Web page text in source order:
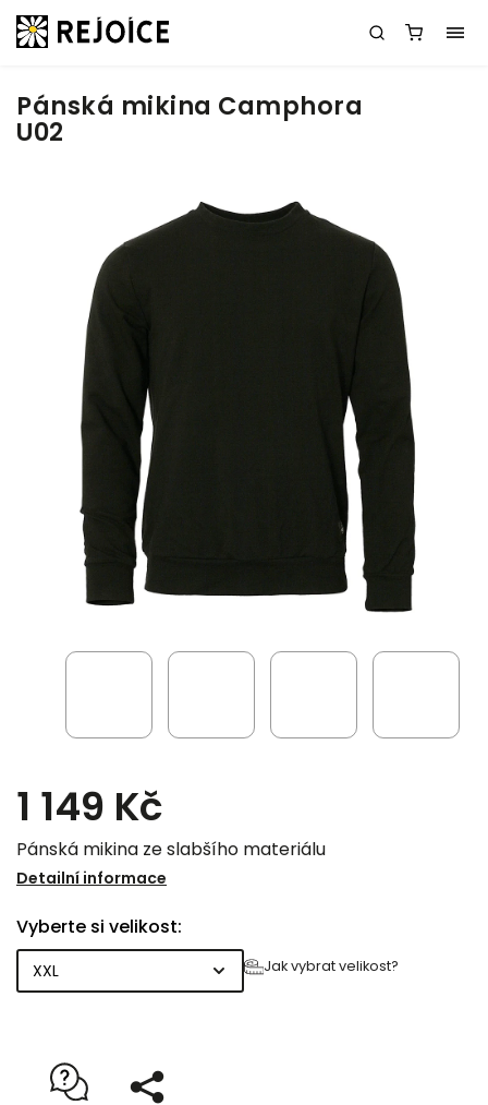
Pánská mikina Camphora
U02
1 149 Kč
Pánská mikina ze slabšího materiálu
Detailní informace
Vyberte si velikost:
Jak vybrat velikost?